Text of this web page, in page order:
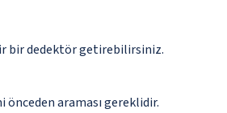
bir dedektör getirebilirsiniz.
araması gereklidir.